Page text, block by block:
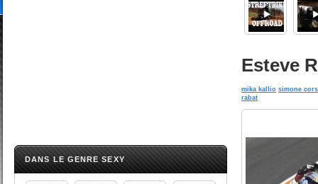
DANS LE GENRE SEXY
Esteve
mika kallio simone
rabat